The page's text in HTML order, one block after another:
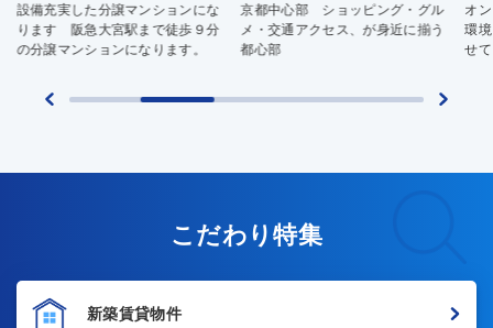
設備充実した分譲マンションにな
ります 阪急大宮駅まで徒歩９分
の分譲マンションになります。
京都中心部 ショッピング・グル
メ・交通アクセス、が身近に揃う
都心部
オ
環
せ
こだわり特集
新築賃貸物件